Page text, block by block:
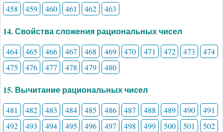
458
459 460 461 462 463
14. Свойства сложения рациональных чисел
464 465 466 467 468 469 470 471 472 473
474
475
476 477 478 479 480
15. Вычитание рациональных чисел
481 482 483 484 485 486 487 488 489 490
491
492
493 494 495 496 497 498 499 500 501
502